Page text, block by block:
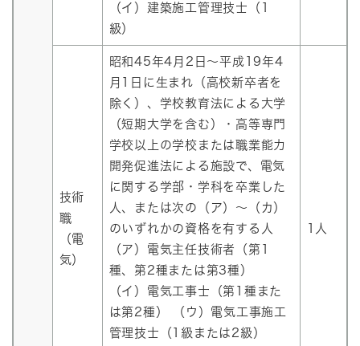
（イ）建築施工管理技士（1
級）
技術
職
（電
気）
昭和45年4月2日～平成19年4
月1日に生まれ（高校新卒者を
除く）、学校教育法による大学
（短期大学を含む）・高等専門
学校以上の学校または職業能力
開発促進法による施設で、電気
に関する学部・学科を卒業した
人、または次の（ア）～（カ）
のいずれかの資格を有する人
（ア）電気主任技術者（第1
種、第2種または第3種）
（イ）電気工事士（第1種また
は第2種） （ウ）電気工事施工
管理技士（1級または2級）
1人